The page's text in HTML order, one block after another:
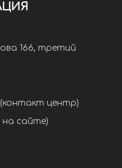
166, третий
(контакт центр)
на сайте)